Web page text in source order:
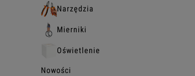
Narzędzia
Mierniki
Oświetlenie
Nowości